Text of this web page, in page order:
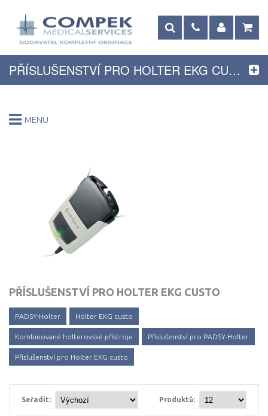
PŘÍSLUŠENSTVÍ PRO HOLTER EKG CUSTO
PŘÍSLUŠENSTVÍ PRO HOLTER EKG CUSTO
PADSY-Holter Holter EKG custo
Kombinované holterovské přístroje Příslušenství pro PADSY-Holter
Příslušenství pro Holter EKG custo
Seřadit: Produktů:
MENU